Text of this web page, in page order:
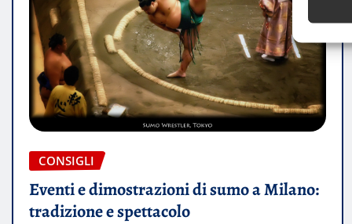
CONSIGLI
Eventi e dimostrazioni di sumo a Milano:
tradizione e spettacolo